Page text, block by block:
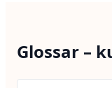
Glossar –